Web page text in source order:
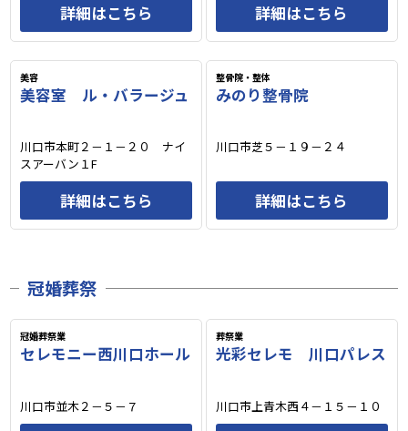
詳細はこちら 詳細はこちら
美容
美容室 ル・バラージュ
川口市本町２－１－２０ ナイ
スアーバン１F
詳細はこちら
整骨院・整体
みのり整骨院
川口市芝５－１９－２４
詳細はこちら
冠婚葬祭
冠婚葬祭業
セレモニー西川口ホール
川口市並木２－５－７
葬祭業
光彩セレモ 川口パレス
川口市上青木西４－１５－１０